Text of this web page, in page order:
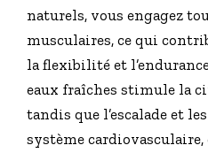
naturels, vous engagez
musculaires, ce qui
la flexibilité et
eaux fraîches stimule la
tandis que l’escalade et
système